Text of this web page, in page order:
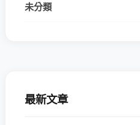
未分類
最新文章